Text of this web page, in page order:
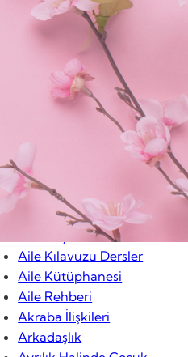
Ocak 2013
Kasım 2012
Ocak 2012
Categories
Aile Kılavuzu Dersler
Aile Kütüphanesi
Aile Rehberi
Akraba İlişkileri
Arkadaşlık